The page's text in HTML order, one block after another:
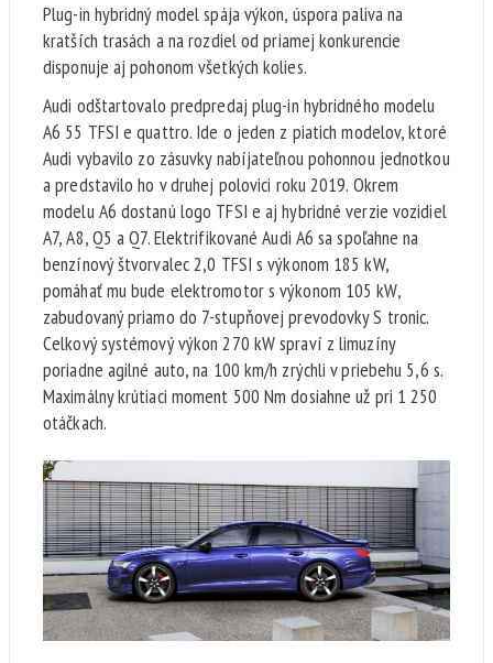
Plug-in hybridný model spája výkon, úspora paliva na
kratších trasách a na rozdiel od priamej konkurencie
disponuje aj pohonom všetkých kolies.
Audi odštartovalo predpredaj plug-in hybridného modelu
A6 55 TFSI e quattro. Ide o jeden z piatich modelov, ktoré
Audi vybavilo zo zásuvky nabíjateľnou pohonnou jednotkou
a predstavilo ho v druhej polovici roku 2019. Okrem
modelu A6 dostanú logo TFSI e aj hybridné verzie vozidiel
A7, A8, Q5 a Q7. Elektrifikované Audi A6 sa spoľahne na
benzínový štvorvalec 2,0 TFSI s výkonom 185 kW,
pomáhať mu bude elektromotor s výkonom 105 kW,
zabudovaný priamo do 7-stupňovej prevodovky S tronic.
Celkový systémový výkon 270 kW spraví z limuzíny
poriadne agilné auto, na 100 km/h zrýchli v priebehu 5,6 s.
Maximálny krútiaci moment 500 Nm dosiahne už pri 1 250
otáčkach.